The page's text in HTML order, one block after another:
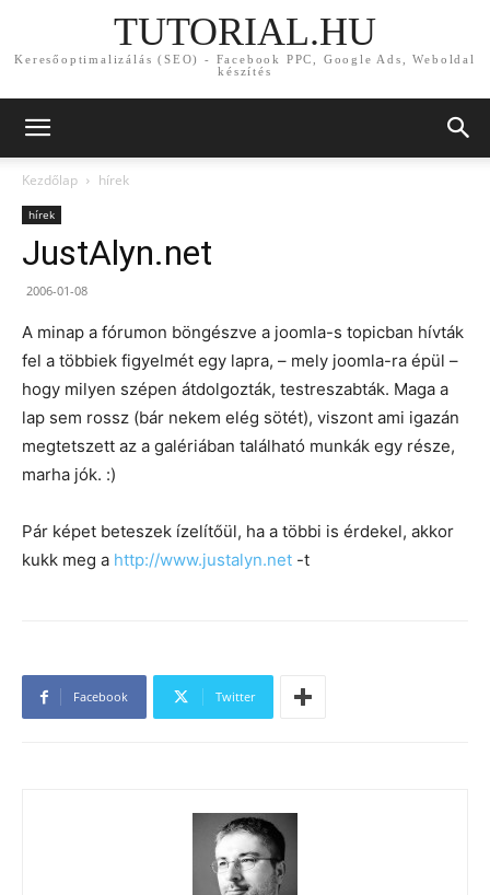
TUTORIAL.HU
Keresőoptimalizálás (SEO) - Facebook PPC, Google Ads, Weboldal
készítés
Kezdőlap hírek
hírek
JustAlyn.net
2006-01-08
A minap a fórumon böngészve a joomla-s topicban hívták
fel a többiek figyelmét egy lapra, – mely joomla-ra épül –
hogy milyen szépen átdolgozták, testreszabták. Maga a
lap sem rossz (bár nekem elég sötét), viszont ami igazán
megtetszett az a galériában található munkák egy része,
marha jók. :)
Pár képet beteszek ízelítőül, ha a többi is érdekel, akkor
kukk meg a http://www.justalyn.net -t
Facebook Twitter